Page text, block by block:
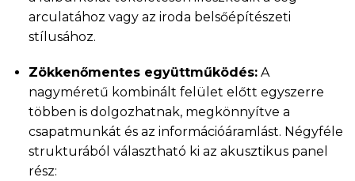
arculatához vagy az iroda belsőépítészeti
stílusához.
Zökkenőmentes együttműködés:A
nagyméretű kombinált felület előtt egyszerre
többen is dolgozhatnak, megkönnyítve a
csapatmunkát és az információáramlást. Négyféle
strukturából választható ki az akusztikus panel
rész: